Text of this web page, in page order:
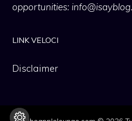
opportunities:
LINK VELOCI
Disclaimer